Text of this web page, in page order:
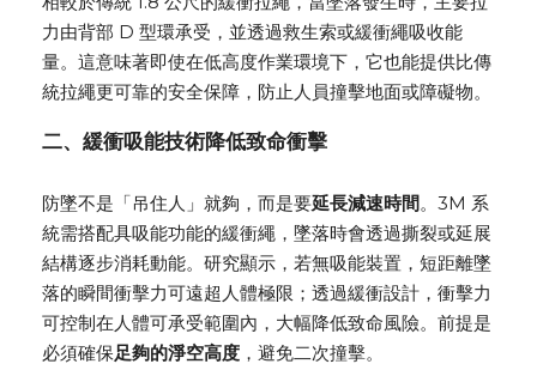
力由背部 D 型環承受，並透過救生索或緩衝繩吸收能
量。這意味著即使在低高度作業環境下，它也能提供比傳
統拉繩更可靠的安全保障，防止人員撞擊地面或障礙物。
二、緩衝吸能技術降低致命衝擊
防墜不是「吊住人」就夠，而是要延長減速時間。3M 系
統需搭配具吸能功能的緩衝繩，墜落時會透過撕裂或延展
結構逐步消耗動能。研究顯示，若無吸能裝置，短距離墜
落的瞬間衝擊力可遠超人體極限；透過緩衝設計，衝擊力
可控制在人體可承受範圍內，大幅降低致命風險。前提是
必須確保足夠的淨空高度 ，避免二次撞擊。